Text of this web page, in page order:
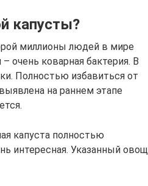
капусты?
миллионы людей в мире
очень коварная бактерия. В
Полностью избавиться от
на раннем этапе
капуста полностью
интересная. Указанный овощ